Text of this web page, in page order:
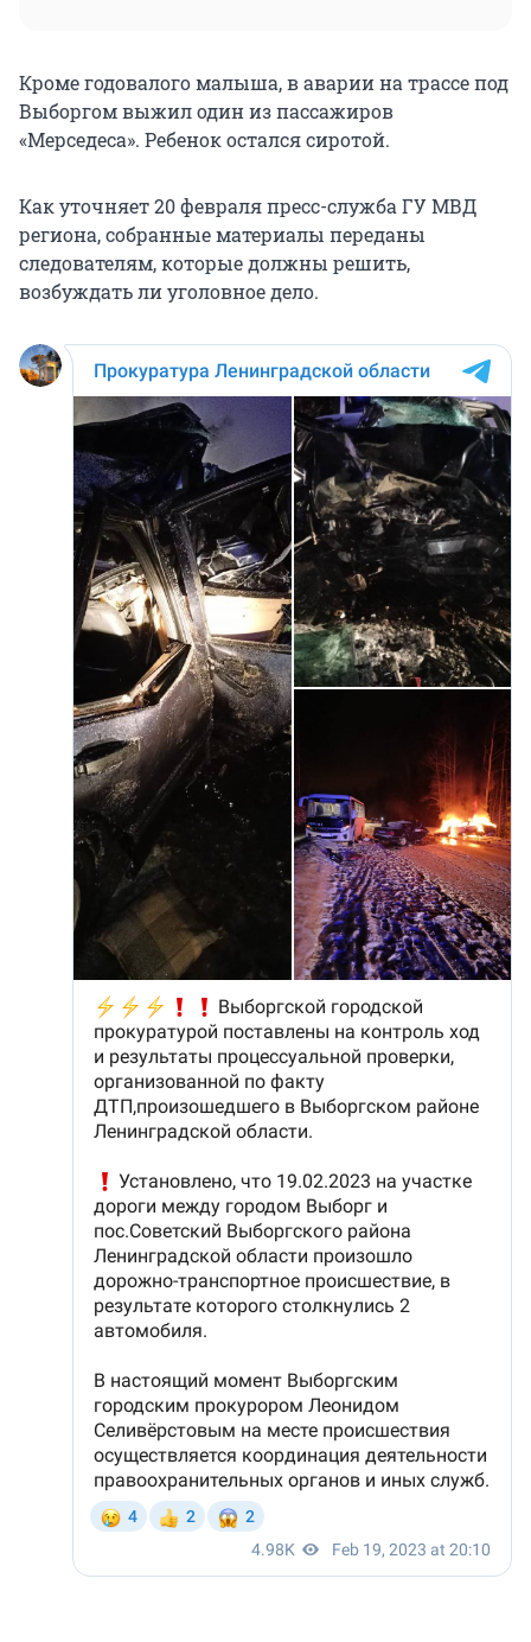
Кроме годовалого малыша, в аварии на трассе под
Выборгом выжил один из пассажиров
«Мерседеса». Ребенок остался сиротой.
Как уточняет 20 февраля пресс-служба ГУ МВД
региона, собранные материалы переданы
следователям, которые должны решить,
возбуждать ли уголовное дело.